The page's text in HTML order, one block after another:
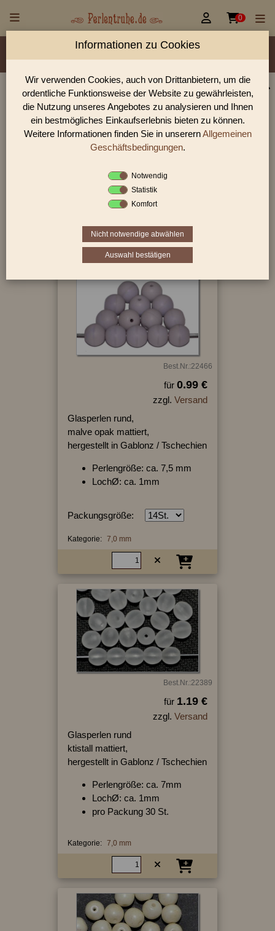
 0
Material/Glassorte Sorte/Form Farbe
Größen
Lochdurchmesser
Perlen Shop für gedrückte Perlen runde 7,0 mm
In unserem Perlen Shop finden sie zahlreich gedrückte Perlen
runde 7,0 mm und viele weiter Glasperlen.
Sie befinden sich in folgender Kategorie:
gedrückte Perlen runde Perlen
Best.Nr.:22466
für 0.99 €
zzgl. Versand
Glasperlen rund,
malve opak mattiert,
hergestellt in Gablonz / Tschechien
Perlengröße: ca. 7,5 mm
LochØ: ca. 1mm
Packungsgröße:
Kategorie: 7,0 mm
Best.Nr.:22389
für 1.19 €
zzgl. Versand
Glasperlen rund
ktistall mattiert,
hergestellt in Gablonz / Tschechien
Perlengröße: ca. 7mm
LochØ: ca. 1mm
pro Packung 30 St.
Kategorie: 7,0 mm
Informationen zu Cookies
Wir verwenden Cookies, auch von Drittanbietern, um die
ordentliche Funktionsweise der Website zu gewährleisten,
die Nutzung unseres Angebotes zu analysieren und Ihnen
ein bestmögliches Einkaufserlebnis bieten zu können.
Weitere Informationen finden Sie in unserernAllgemeinen
Geschäftsbedingungen.
Notwendig
Statistik
Komfort
Nicht notwendige abwählen
Auswahl bestätigen